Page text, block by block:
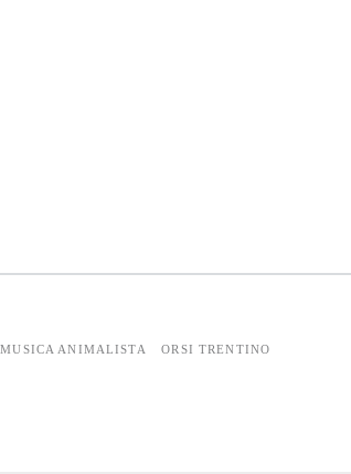
MUSICA ANIMALISTA ORSI TRENTINO